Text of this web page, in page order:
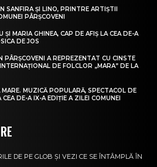
SANFIRA ȘI LINO, PRINTRE ARTIȘTII
PÂRȘCOVENI
MARIA GHINEA, CAP DE AFIȘ LA CEA DE-A
DE JOS
PÂRȘCOVENI A REPREZENTAT CU CINSTE
DE FOLCLOR „MARA” DE LA
MUZICĂ POPULARĂ, SPECTACOL DE
DE-A IX-A EDIȚIE A ZILEI COMUNEI
DE PE GLOB ȘI VEZI CE SE ÎNTÂMPLĂ ÎN